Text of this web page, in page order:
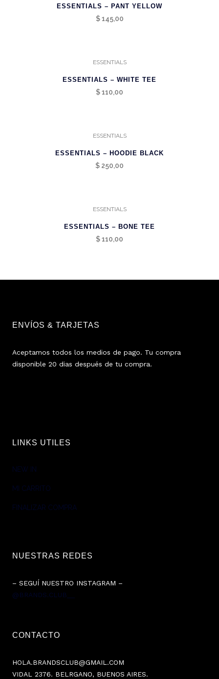
ESSENTIALS – PANT YELLOW
$145,00
ESSENTIALS
ESSENTIALS – WHITE TEE
$110,00
ESSENTIALS
ESSENTIALS – HOODIE BLACK
$ 250,00
ESSENTIALS
ESSENTIALS – BONE TEE
$110,00
ENVÍOS & TARJETAS
Aceptamos todos los medios de pago. Tu compra
disponible 20 dias después de tu compra.
LINKS UTILES
NEW IN
MI CARRITO
FINALIZAR COMPRA
NUESTRAS REDES
– SEGUÍ NUESTRO INSTAGRAM –
@BRANDS.CLUB__
CONTACTO
HOLA.BRANDSCLUB@GMAIL.COM
VIDAL 2376. BELRGANO, BUENOS AIRES.